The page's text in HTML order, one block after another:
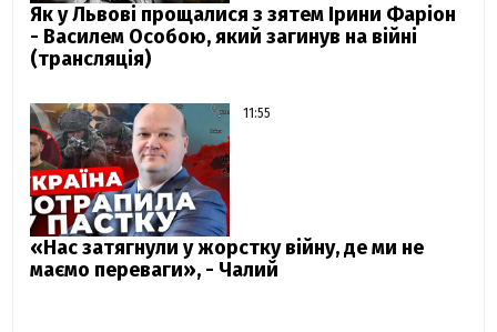
Як у Львові прощалися з зятем Ірини Фаріон
- Василем Особою, який загинув на війні
(трансляція)
11:55
«Нас затягнули у жорстку війну, де ми не
маємо переваги», - Чалий